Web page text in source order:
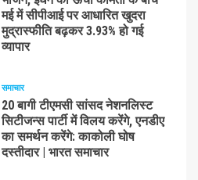
मई में सीपीआई पर आधारित खुदरा
मुद्रास्फीति बढ़कर 3.93% हो गई
व्यापार
समाचार
20 बागी टीएमसी सांसद नेशनलिस्ट
सिटीजन्स पार्टी में विलय करेंगे, एनडीए
का समर्थन करेंगे: काकोली घोष
दस्तीदार | भारत समाचार